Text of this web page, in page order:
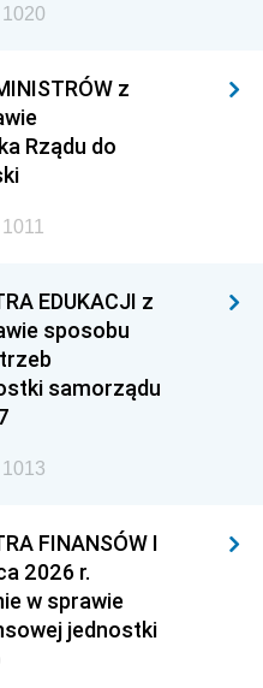
z
Rządu do
EDUKACJI z
sposobu
samorządu
FINANSÓW I
2026 r.
w sprawie
jednostki